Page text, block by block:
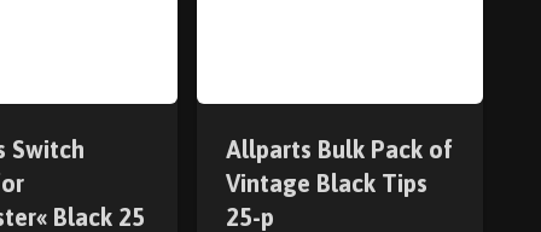
Switch
Black 25
Allparts Bulk Pack of
Vintage Black Tips
25-p